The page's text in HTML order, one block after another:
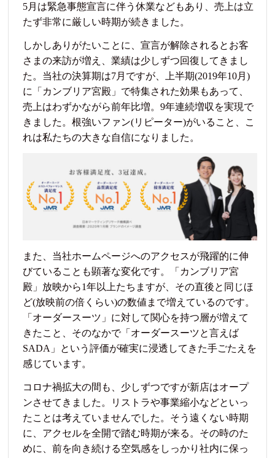
5月は緊急事態宣言に伴う休業などもあり、売上は立
たず非常に厳しい時期が続きました。
しかしありがたいことに、宣言が解除されるとお客
さまの来訪が増え、業績は少しずつ回復してきまし
た。当社の決算期は7月ですが、上半期(2019年10月)
に「カンブリア宮殿」で特集された効果もあって、
売上はわずかながら前年比増。9年連続増収を実現で
きました。根強いファン(リピーター)がいること、こ
れは私たちの大きな自信になりました。
また、当社ホームページへのアクセスが飛躍的に伸
びていることも顕著な変化です。「カンブリア宮
殿」放映から1年以上たちますが、その直後と同じほ
ど(放映前の倍くらい)の数値まで増えているのです。
「オーダースーツ」に対して関心を持つ層が増えて
きたこと、そのなかで「オーダースーツと言えば
SADA」という評価が確実に浸透してきた手ごたえを
感じています。
コロナ禍拡大の間も、少しずつですが新店はオープ
ンさせてきました。リストラや事業縮小などといっ
たことは考えていませんでした。そう遠くない時期
に、アクセルを全開で踏む時期が来る。その時のた
めに、前を向き続ける空気感をしっかり社内に保っ